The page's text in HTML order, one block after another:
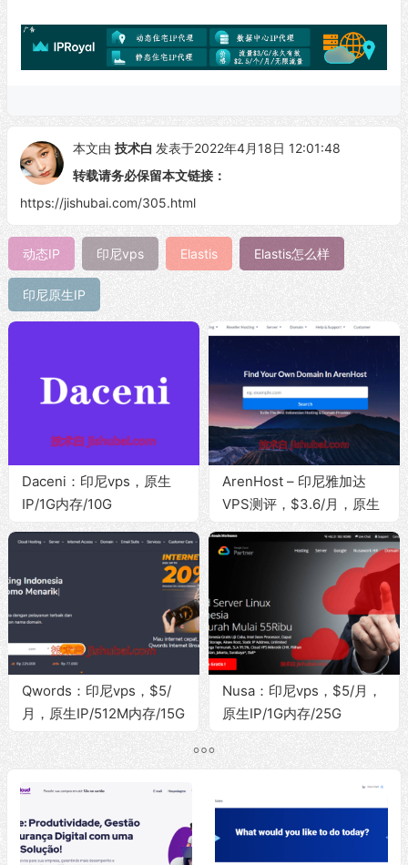
本文由 技术白 发表于2022年4月18日 12:01:48
转载请务必保留本文链接：
https://jishubai.com/305.html
动态IP 印尼vps Elastis Elastis怎么样
印尼原生IP
Daceni：印尼vps，原生
IP/1G内存/10G
流量，约$6/月
ArenHost – 印尼雅加达
VPS测评，$3.6/月，原生
宽@无限流量
Qwords：印尼vps，$5/
月，原生IP/512M内存/15G
Nusa：印尼vps，$5/月，
原生IP/1G内存/25G